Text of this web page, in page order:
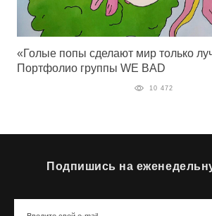
«Голые попы сделают мир только
Портфолио группы WE BAD
10 472
Подпишись на